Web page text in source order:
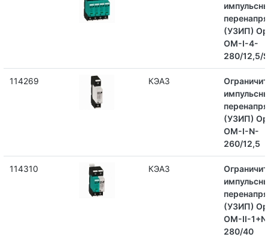
(УЗИП)
OM-I-4-
280/12,5/S
114269 КЭАЗ
(УЗИП)
OM-I-N-
260/12,5
114310 КЭАЗ
(УЗИП)
OM-II-
280/40